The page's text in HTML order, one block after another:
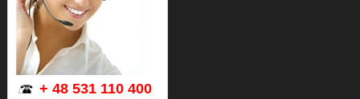
+ 48 531 110 400